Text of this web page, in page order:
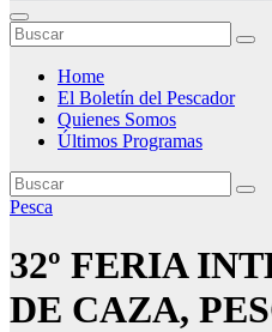
Home
El Boletín del Pescador
Quienes Somos
Últimos Programas
Pesca
32º FERIA
DE CAZA,